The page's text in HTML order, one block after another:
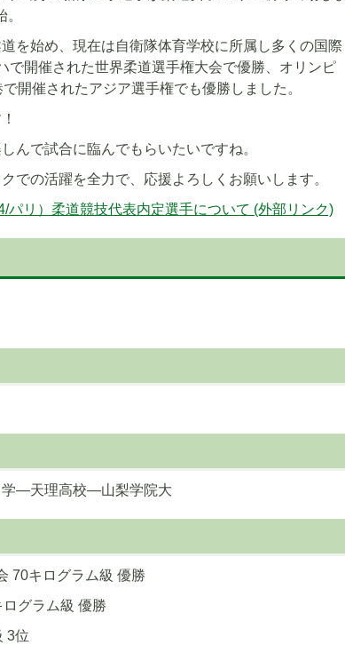
を始め、現在は自衛隊体育学校に所属し多くの国際
で開催された世界柔道選手権大会で優勝、オリンピ
開催されたアジア選手権でも優勝しました。
んで試合に臨んでもらいたいですね。
での活躍を全力で、応援よろしくお願いします。
パリ）柔道競技代表内定選手について (外部リンク)
学―天理高校―山梨学院大
70キログラム級 優勝
グラム級 優勝
3位